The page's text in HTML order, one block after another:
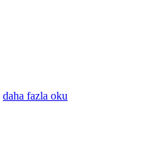
daha fazla oku